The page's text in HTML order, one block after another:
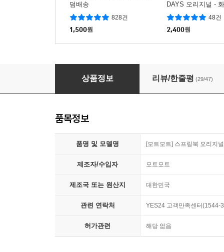
덤배송
828건
1,500원
DAYS 오리지널 -
48건
2,400원
[모트모트] 스프링북 오리지널 - 화이트 (룰드)
상품정보 리뷰/한줄평 (29/47)
품목정보
품명 및 모델명 [모트모트] 스프링북 오리지
제조자/수입자 모트모트
제조국 또는 원산지 대한민국
관련 연락처 YES24 고객만족센터(1544-
허가관련 해당 없음